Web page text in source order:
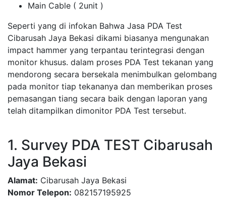
Main Cable ( 2unit )
Seperti yang di infokan Bahwa Jasa PDA Test
Cibarusah Jaya Bekasi dikami biasanya mengunakan
impact hammer yang terpantau terintegrasi dengan
monitor khusus. dalam proses PDA Test tekanan yang
mendorong secara bersekala menimbulkan gelombang
pada monitor tiap tekananya dan memberikan proses
pemasangan tiang secara baik dengan laporan yang
telah ditampilkan dimonitor PDA Test tersebut.
1. Survey PDA TEST Cibarusah
Jaya Bekasi
Alamat: Cibarusah Jaya Bekasi
Nomor Telepon: 082157195925